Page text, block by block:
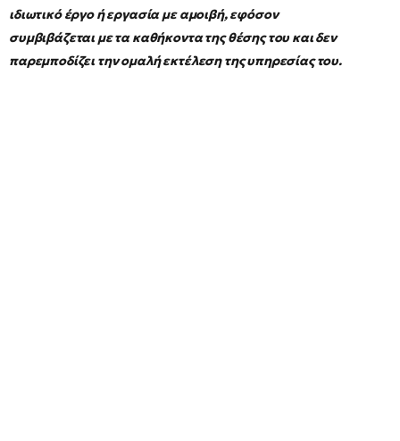
ιδιωτικό έργο ή εργασία με αμοιβή, εφόσον
συμβιβάζεται με τα καθήκοντα της θέσης του και δεν
παρεμποδίζει την ομαλή εκτέλεση της υπηρεσίας του.